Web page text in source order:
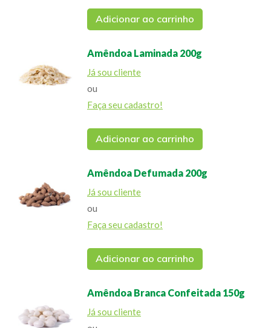
Adicionar ao carrinho
Amêndoa Laminada 200g
Já sou cliente
ou
Faça seu cadastro!
Adicionar ao carrinho
Amêndoa Defumada 200g
Já sou cliente
ou
Faça seu cadastro!
Adicionar ao carrinho
Amêndoa Branca Confeitada 150g
Já sou cliente